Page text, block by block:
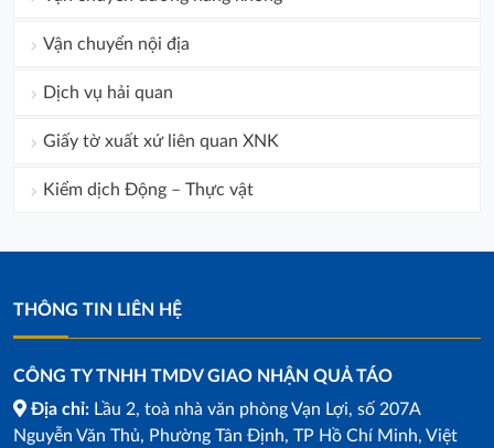
Vận chuyển nội địa
Dịch vụ hải quan
Giấy tờ xuất xứ liên quan XNK
Kiểm dịch Động – Thực vật
THÔNG TIN LIÊN HỆ
CÔNG TY TNHH TMDV GIAO NHẬN QUẢ TÁO
Địa chỉ: Lầu 2, toà nhà văn phòng Vạn Lợi, số 207A
Nguyễn Văn Thủ, Phường Tân Định, TP Hồ Chí Minh, Việt